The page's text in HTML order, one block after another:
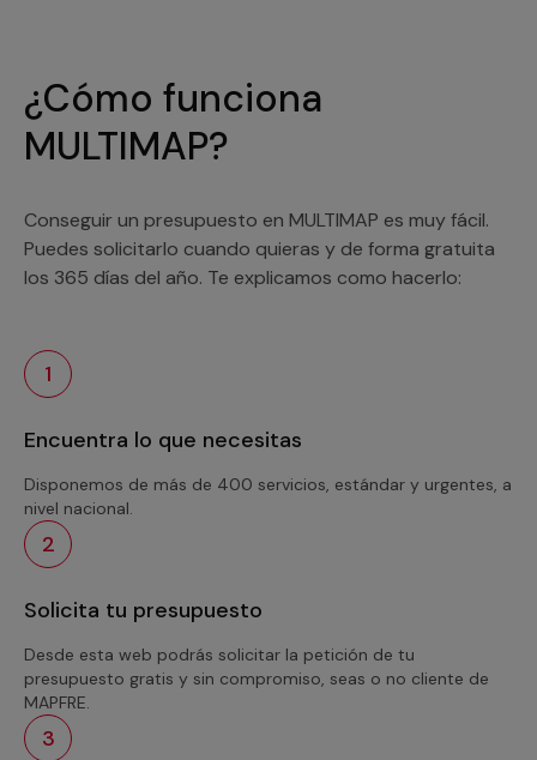
¿Cómo funciona
MULTIMAP?
Conseguir un presupuesto en MULTIMAP es muy fácil.
Puedes solicitarlo cuando quieras y de forma gratuita
los 365 días del año. Te explicamos como hacerlo:
1
Encuentra lo que necesitas
Disponemos de más de 400 servicios, estándar y urgentes, a
nivel nacional.
2
Solicita tu presupuesto
Desde esta web podrás solicitar la petición de tu
presupuesto gratis y sin compromiso, seas o no cliente de
MAPFRE.
3